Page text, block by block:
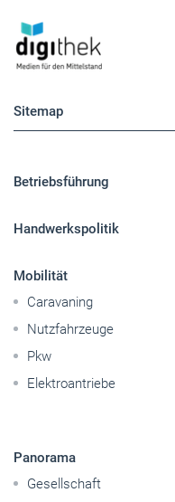
Sitemap
Betriebsführung
Handwerkspolitik
Mobilität
Caravaning
Nutzfahrzeuge
Pkw
Elektroantriebe
Panorama
Gesellschaft